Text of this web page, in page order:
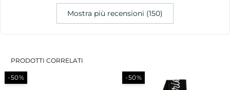
Mostra più recensioni (150)
PRODOTTI CORRELATI
-50% -50%